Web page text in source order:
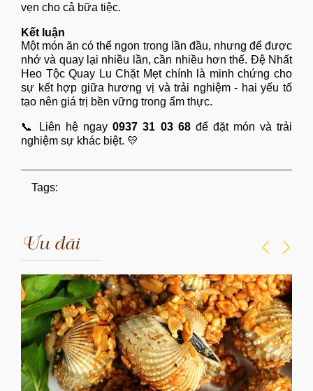
vẹn cho cả bữa tiệc.
Kết luận
Một món ăn có thể ngon trong lần đầu, nhưng để được
nhớ và quay lại nhiều lần, cần nhiều hơn thế. Đệ Nhất
Heo Tộc Quay Lu Chặt Mẹtchính là minh chứng cho
sự kết hợp giữa hương vị và trải nghiệm - hai yếu tố
tạo nên giá trị bền vững trong ẩm thực.
📞 Liên hệ ngay0937 31 03 68để đặt món và trải
nghiệm sự khác biệt. 💛
Tags:
Ưu đãi